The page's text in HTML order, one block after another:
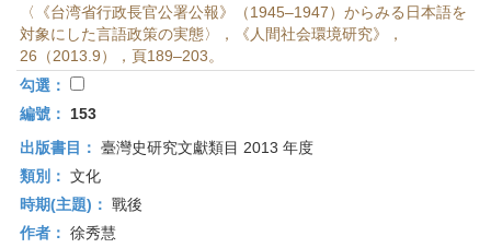
〈《台湾省行政長官公署公報》（1945–1947）からみる日本語を
対象にした言語政策の実態〉，《人間社会環境研究》，
26（2013.9），頁189–203。
勾選：
編號：
153
出版書目： 臺灣史研究文獻類目 2013 年度
類別： 文化
時期(主題)： 戰後
作者： 徐秀慧